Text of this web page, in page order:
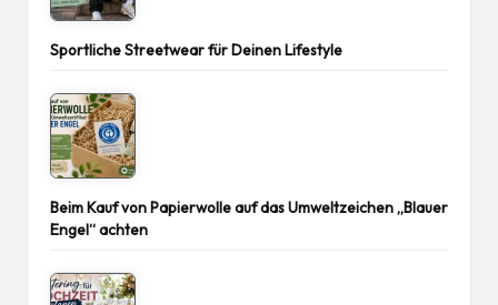
Sportliche Streetwear für Deinen Lifestyle
Beim Kauf von Papierwolle auf das Umweltzeichen „Blauer
Engel“ achten